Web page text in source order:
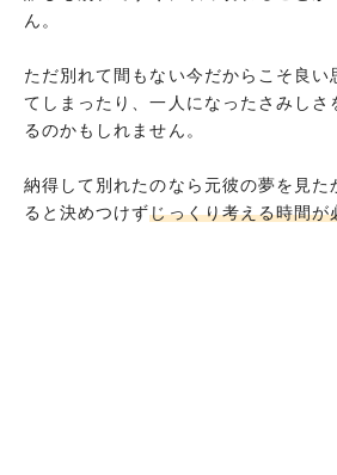
ん。
ただ別れて間もない今だからこそ良い
てしまったり、一人になったさみしさ
るのかもしれません。
納得して別れたのなら元彼の夢を見た
ると決めつけずじっくり考える時間が